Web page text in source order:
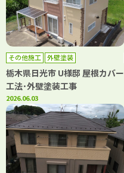
その他施工 外壁塗装
栃木県日光市 U様邸 屋根カバー
工法･外壁塗装工事
2026.06.03